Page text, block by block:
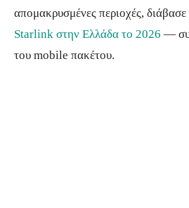
απομακρυσμένες περιοχές, διάβασε
Starlink στην Ελλάδα το 2026 —
του mobile πακέτου.